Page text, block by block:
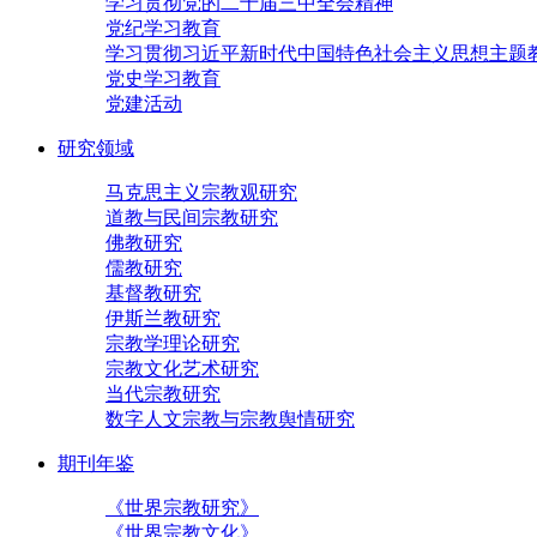
党纪学习教育
学习贯彻习近平新时代中国特色社会主义思想主题
党史学习教育
党建活动
研究领域
马克思主义宗教观研究
道教与民间宗教研究
佛教研究
儒教研究
基督教研究
伊斯兰教研究
宗教学理论研究
宗教文化艺术研究
当代宗教研究
数字人文宗教与宗教舆情研究
期刊年鉴
《世界宗教研究》
《世界宗教文化》